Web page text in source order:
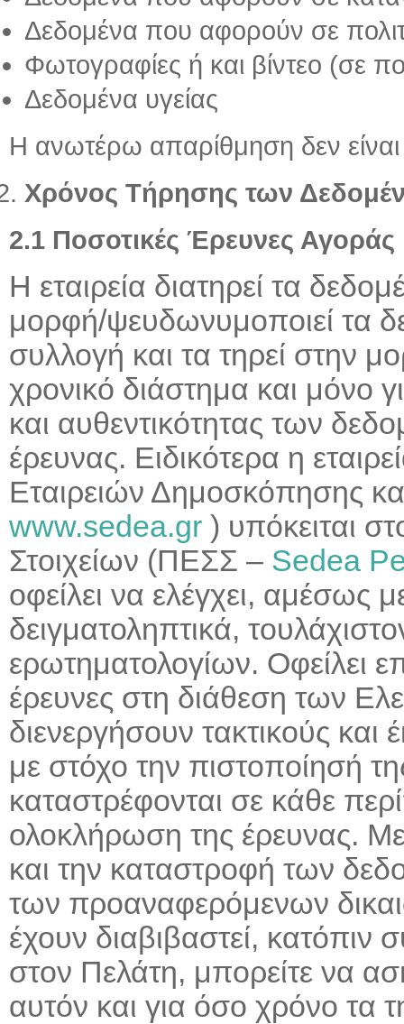
Δεδομένα που αφορούν σε
Φωτογραφίες ή και βίντεο (σε
Δεδομένα υγείας
Η ανωτέρω απαρίθμηση δεν είναι
Χρόνος Τήρησης των
2.1 Ποσοτικές Έρευνες Αγοράς
Η εταιρεία διατηρεί τα
μορφή/ψευδωνυμοποιεί τα
συλλογή και τα τηρεί στην
χρονικό διάστημα και μόνο
και αυθεντικότητας των
έρευνας. Ειδικότερα η
Εταιρειών Δημοσκόπησης
www.sedea.gr ) υπόκειται
Στοιχείων (ΠΕΣΣ – Sedea
οφείλει να ελέγχει, αμέσως
δειγματοληπτικά,
ερωτηματολογίων. Οφείλει
έρευνες στη διάθεση των
διενεργήσουν τακτικούς και
με στόχο την πιστοποίησή
καταστρέφονται σε κάθε
ολοκλήρωση της έρευνας.
και την καταστροφή των
των προαναφερόμενων
έχουν διαβιβαστεί,
στον Πελάτη, μπορείτε να
αυτόν και για όσο χρόνο τα